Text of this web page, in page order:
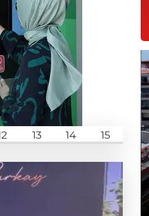
13 14 15
devam ediyor...